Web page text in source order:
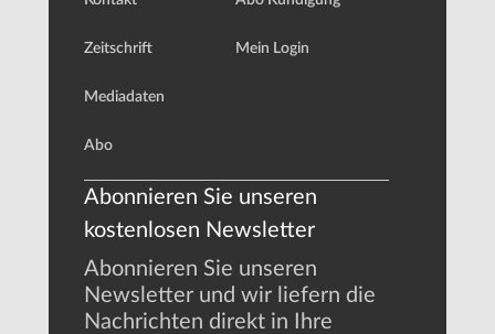
Zeitschrift
Mediadaten
Abo
Mein Login
Abonnieren Sie unseren
kostenlosen Newsletter
Abonnieren Sie unseren
Newsletter und wir liefern die
Nachrichten direkt in Ihre